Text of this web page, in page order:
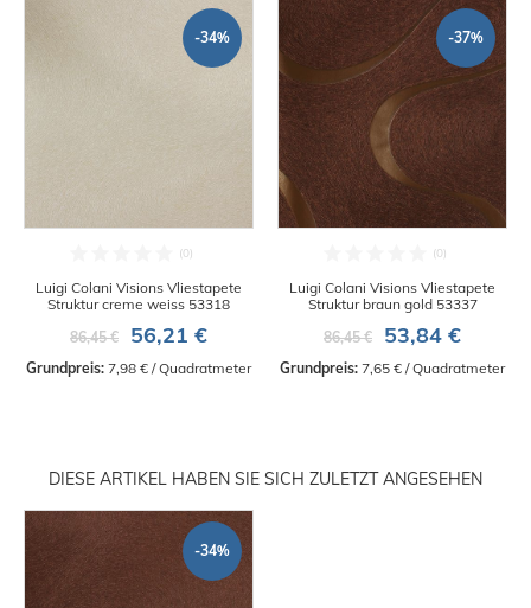
-34%
Luigi Colani Visions Vliestapete
Struktur creme weiss 53318
86,45 €
56,21 €
Grundpreis: 7,98 € / Quadratmeter
-37%
Luigi Colani Visions Vliestapete
Struktur braun gold 53337
86,45 €
53,84 €
Grundpreis: 7,65 € / Quadratmeter
DIESE ARTIKEL HABEN SIE SICH ZULETZT ANGESEHEN
-34%